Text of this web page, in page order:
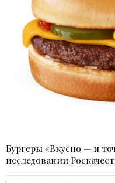
Бургеры «Вкусно — и
исследовании